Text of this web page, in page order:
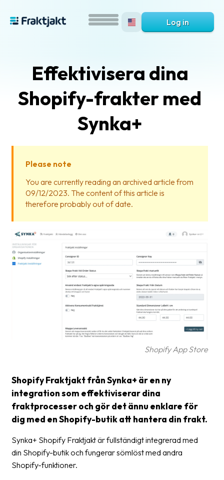
is
Help?
Glossary
Packing
documents
Delivery
terms
Pickups
Downloads
Barcode
Log in
Effektivisera dina
Shopify-frakter med
Synka+
Please note
You are currently reading an archived article from
09/12/2023. The content of this article is
therefore probably out of date.
Shopify App Store
Shopify Fraktjakt från Synka+ är en ny
integration som effektiviserar dina
fraktprocesser och gör det ännu enklare för
dig med en Shopify-butik att hantera din frakt.
Synka+ Shopify Fraktjakt är fullständigt integrerad med
din Shopify-butik och fungerar sömlöst med andra
Shopify-funktioner.